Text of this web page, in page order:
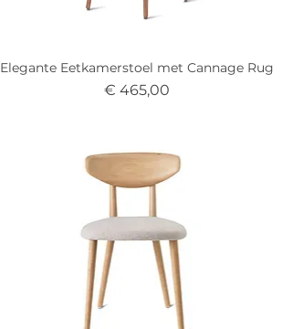
Elegante Eetkamerstoel met Cannage Rug
Prijs
€ 465,00